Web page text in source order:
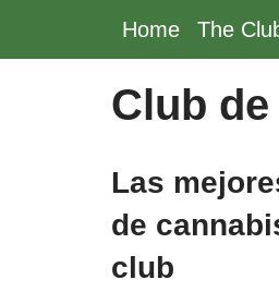
Skip
Home The
Club
Las
de
club